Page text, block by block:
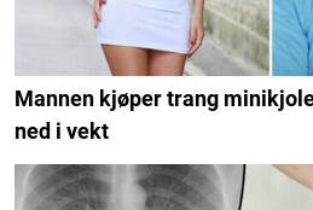
Mannen kjøper trang
ned i vekt